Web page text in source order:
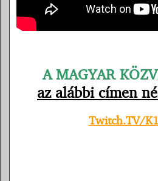
A MAGYAR
az alábbi címen
Twitch.TV/